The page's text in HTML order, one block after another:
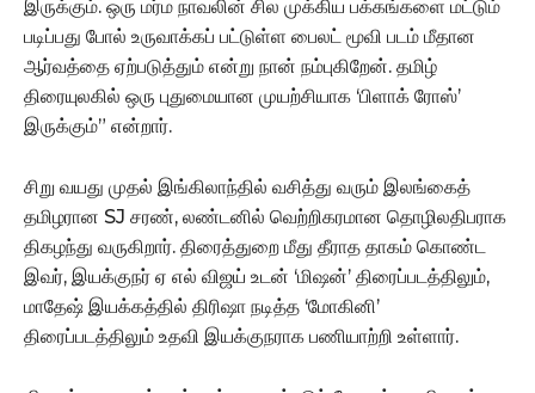
இருக்கும். ஒரு மர்ம நாவலின் சில முக்கிய‌ பக்கங்களை மட்டும்
படிப்பது போல் உருவாக்கப் பட்டுள்ள பைலட் மூவி படம் மீதான
ஆர்வத்தை ஏற்படுத்தும் என்று நான் நம்புகிறேன். தமிழ்
திரையுலகில் ஒரு புதுமையான முயற்சியாக ‘பிளாக் ரோஸ்’
இருக்கும்” என்றார்.
சிறு வயது முதல் இங்கிலாந்தில் வசித்து வரும் இலங்கைத்
தமிழரான SJ சரண், லண்டனில் வெற்றிகரமான தொழிலதிபராக
திகழந்து வருகிறார். திரைத்துறை மீது தீராத தாகம் கொண்ட
இவர், இயக்குநர் ஏ எல் விஜய் உடன் ‘மிஷன்’ திரைப்படத்திலும்,
மாதேஷ் இயக்கத்தில் திரிஷா நடித்த ‘மோகினி’
திரைப்படத்திலும் உதவி இயக்குநராக பணியாற்றி உள்ளார்.